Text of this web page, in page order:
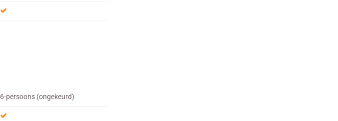
6-persoons (ongekeurd)